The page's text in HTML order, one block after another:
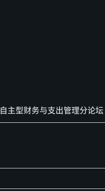
自主型财务与支出管理分论坛